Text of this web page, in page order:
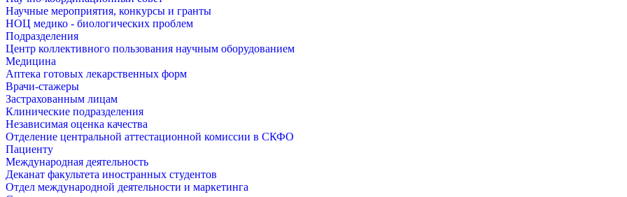
Научные мероприятия, конкурсы и гранты
НОЦ медико - биологических проблем
Подразделения
Центр коллективного пользования научным оборудованием
Медицина
Аптека готовых лекарственных форм
Врачи-стажеры
Застрахованным лицам
Клинические подразделения
Независимая оценка качества
Отделение центральной аттестационной комиссии в СКФО
Пациенту
Международная деятельность
Деканат факультета иностранных студентов
Отдел международной деятельности и маркетинга